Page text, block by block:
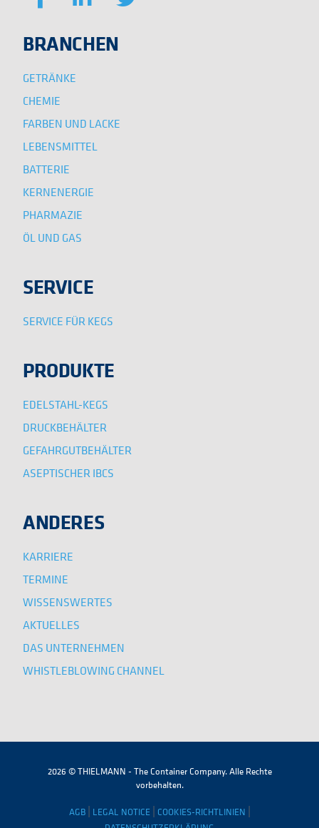
BRANCHEN
GETRÄNKE
CHEMIE
FARBEN UND LACKE
LEBENSMITTEL
BATTERIE
KERNENERGIE
PHARMAZIE
ÖL UND GAS
SERVICE
SERVICE FÜR KEGS
PRODUKTE
EDELSTAHL-KEGS
DRUCKBEHÄLTER
GEFAHRGUTBEHÄLTER
ASEPTISCHER IBCS
ANDERES
KARRIERE
TERMINE
WISSENSWERTES
AKTUELLES
DAS UNTERNEHMEN
WHISTLEBLOWING CHANNEL
2026 © THIELMANN - The Container Company. Alle Rechte
vorbehalten.
AGB| LEGAL NOTICE| COOKIES-RICHTLINIEN |